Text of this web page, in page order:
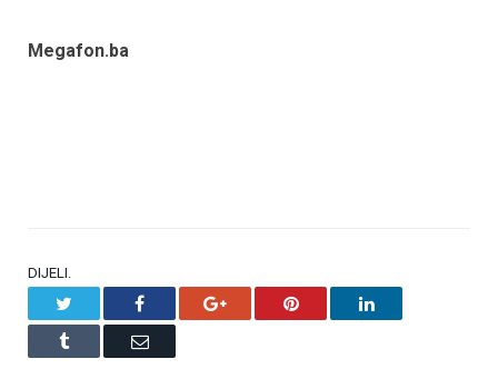
Megafon.ba
DIJELI.
Facebook Google+ Pinterest LinkedIn
Tumblr Email